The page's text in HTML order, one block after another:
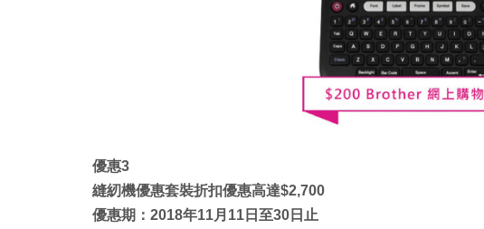
優惠3
縫紉機優惠套裝折扣優惠高達$2,700
優惠期：2018年11月11日至30日止